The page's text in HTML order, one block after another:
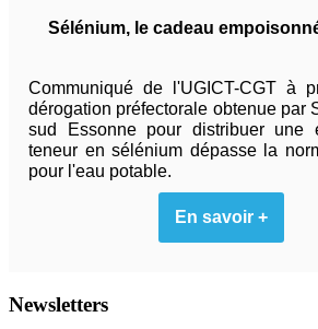
Sélénium, le cadeau
Communiqué de l'UGICT-CGT à
dérogation préfectorale obtenue par
sud Essonne pour distribuer une
teneur en sélénium dépasse la
pour l'eau potable.
En savoir +
Newsletters